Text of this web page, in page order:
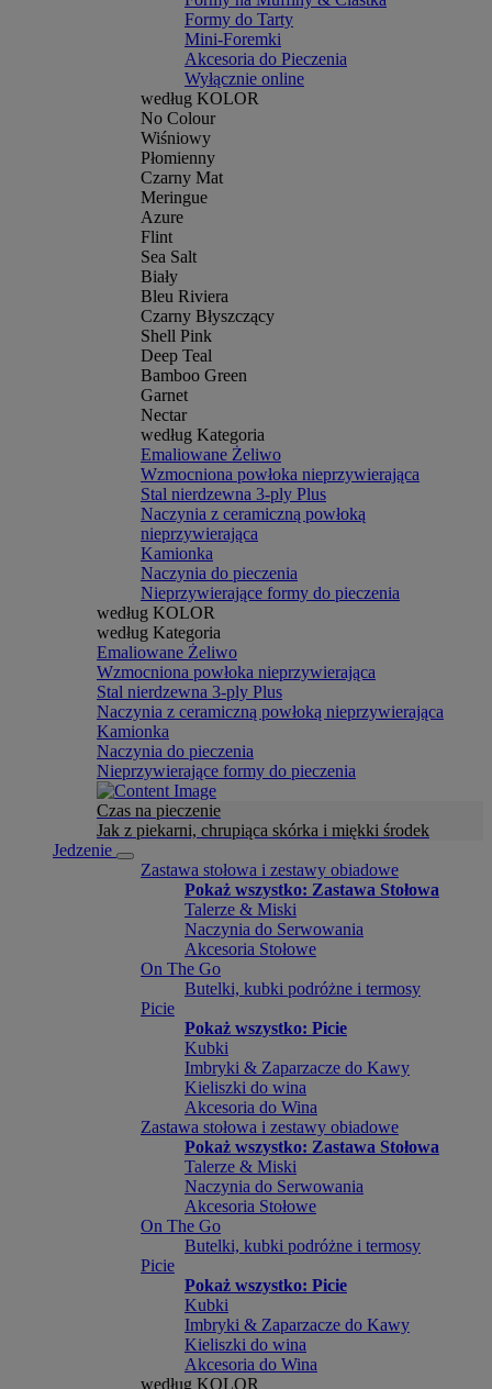
Formy do Tarty
Mini-Foremki
Akcesoria do Pieczenia
Wyłącznie online
według KOLOR
No Colour
Wiśniowy
Płomienny
Czarny Mat
Meringue
Azure
Flint
Sea Salt
Biały
Bleu Riviera
Czarny Błyszczący
Shell Pink
Deep Teal
Bamboo Green
Garnet
Nectar
według Kategoria
Emaliowane Żeliwo
Wzmocniona powłoka nieprzywierająca
Stal nierdzewna 3-ply Plus
Naczynia z ceramiczną powłoką
nieprzywierająca
Kamionka
Naczynia do pieczenia
Nieprzywierające formy do pieczenia
według KOLOR
według Kategoria
Emaliowane Żeliwo
Wzmocniona powłoka nieprzywierająca
Stal nierdzewna 3-ply Plus
Naczynia z ceramiczną powłoką nieprzywierająca
Kamionka
Naczynia do pieczenia
Nieprzywierające formy do pieczenia
Czas na pieczenie
Jak z piekarni, chrupiąca skórka i miękki środek
Jedzenie
Zastawa stołowa i zestawy obiadowe
Pokaż wszystko: Zastawa Stołowa
Talerze & Miski
Naczynia do Serwowania
Akcesoria Stołowe
On The Go
Butelki, kubki podróżne i termosy
Picie
Pokaż wszystko: Picie
Kubki
Imbryki & Zaparzacze do Kawy
Kieliszki do wina
Akcesoria do Wina
Zastawa stołowa i zestawy obiadowe
Pokaż wszystko: Zastawa Stołowa
Talerze & Miski
Naczynia do Serwowania
Akcesoria Stołowe
On The Go
Butelki, kubki podróżne i termosy
Picie
Pokaż wszystko: Picie
Kubki
Imbryki & Zaparzacze do Kawy
Kieliszki do wina
Akcesoria do Wina
według KOLOR